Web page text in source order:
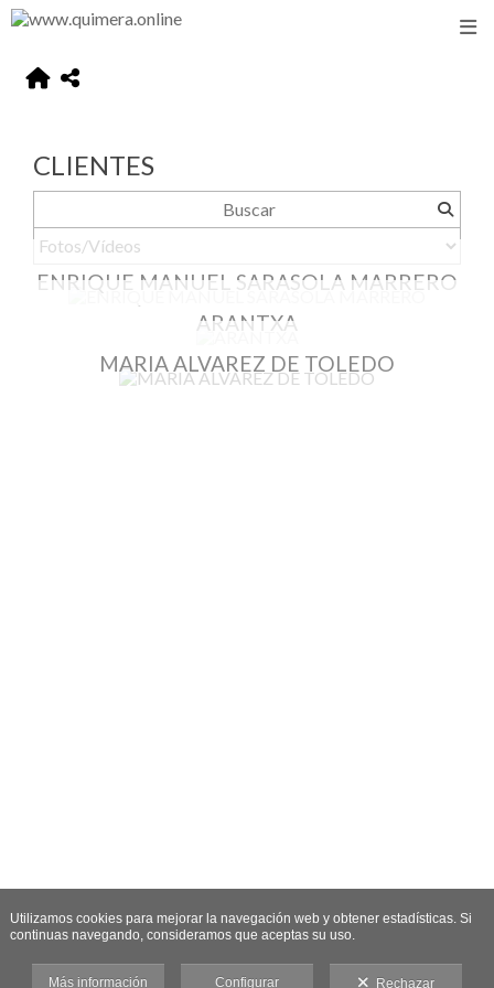
CLIENTES
ENRIQUE MANUEL SARASOLA MARRERO
ARANTXA
MARIA ALVAREZ DE TOLEDO
Utilizamos cookies para mejorar la navegación web y obtener estadísticas. Si
continuas navegando, consideramos que aceptas su uso.
Más información Configurar Rechazar